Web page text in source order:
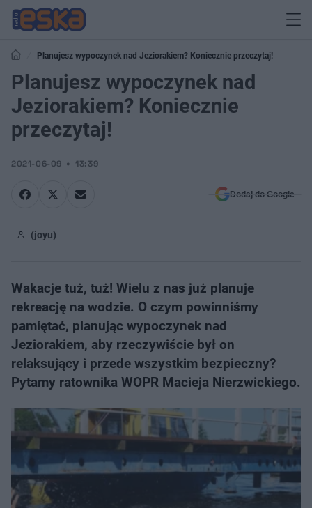
Planujesz wypoczynek nad Jeziorakiem? Koniecznie przeczytaj!
Planujesz wypoczynek nad
Jeziorakiem? Koniecznie
przeczytaj!
2021-06-09 13:39
Dodaj do Google
(joyu)
Wakacje tuż, tuż! Wielu z nas już planuje
rekreację na wodzie. O czym powinniśmy
pamiętać, planując wypoczynek nad
Jeziorakiem, aby rzeczywiście był on
relaksujący i przede wszystkim bezpieczny?
Pytamy ratownika WOPR Macieja Nierzwickiego.